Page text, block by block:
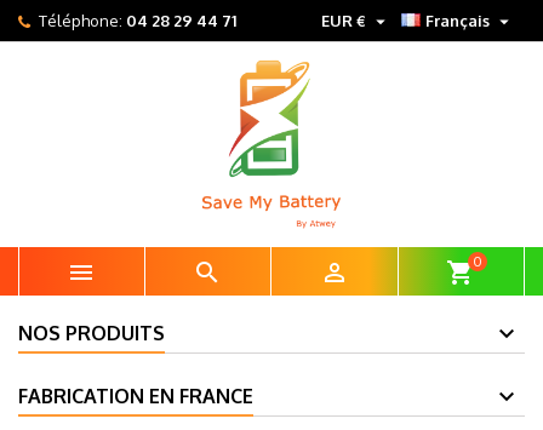
Téléphone: 04 28 29 44 71 Français 
EUR € 
   shopping_cart0
NOS PRODUITS
FABRICATION EN FRANCE